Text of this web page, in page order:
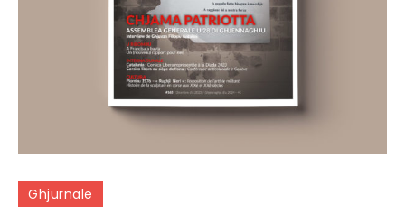
Ghjurnale